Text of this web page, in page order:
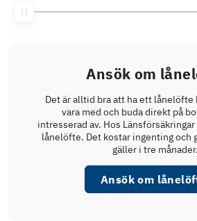
Ansök om
Det är alltid bra att ha ett lånelöfte
vara med och buda direkt på
intresserad av. Hos
lånelöfte. Det kostar ingenting och
gäller i tre månader.
Ansök om